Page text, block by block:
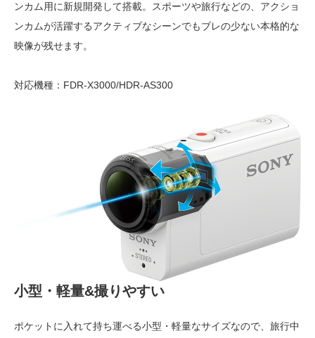
ンカム用に新規開発して搭載。スポーツや旅行などの、アクショ
ンカムが活躍するアクティブなシーンでもブレの少ない本格的な
映像が残せます。
対応機種：FDR-X3000/HDR-AS300
小型・軽量&撮りやすい
ポケットに入れて持ち運べる小型・軽量なサイズなので、旅行中